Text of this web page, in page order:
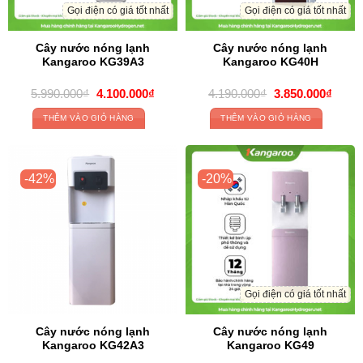
Gọi điện có giá tốt nhất
Cây nước nóng lạnh
Kangaroo KG39A3
5.990.000₫ Giá
gốc
là:
5.990.000₫.
4.100.000₫Giá
4.100.000₫.
THÊM VÀO GIỎ HÀNG
Gọi điện có giá tốt nhất
Cây nước nóng lạnh
Kangaroo KG40H
4.190.000₫ Giá
gốc
là:
4.190.000₫.
3.850.000₫Giá
THÊM VÀO GIỎ HÀNG
-42%
Cây nước nóng lạnh
Kangaroo KG42A3
-20%
Gọi điện có giá tốt nhất
Cây nước nóng lạnh
Kangaroo KG49